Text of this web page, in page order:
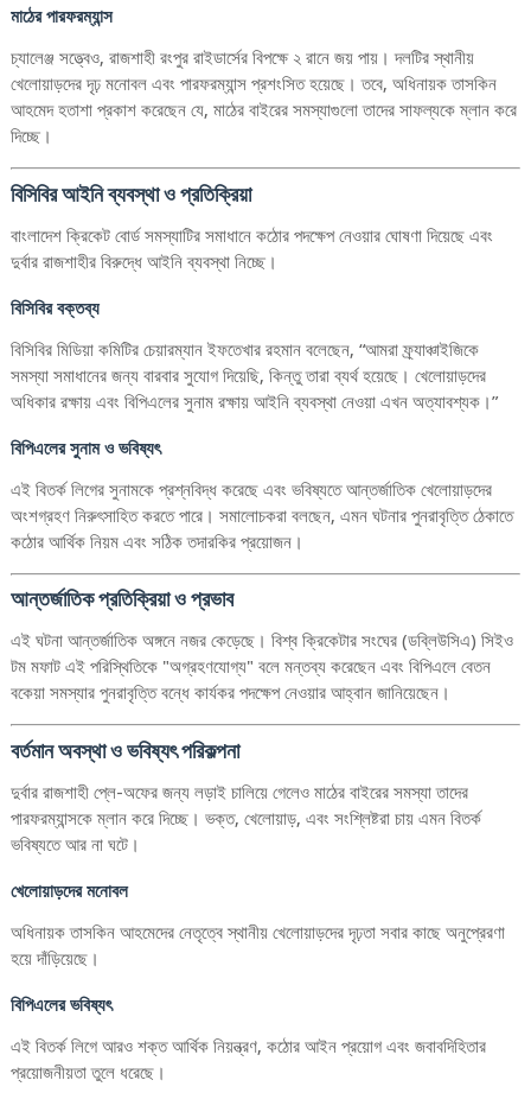
মাঠের পারফরম্যান্স
চ্যালেঞ্জ সত্ত্বেও, রাজশাহী রংপুর রাইডার্সের বিপক্ষে ২ রানে জয় পায়। দলটির স্থানীয়
খেলোয়াড়দের দৃঢ় মনোবল এবং পারফরম্যান্স প্রশংসিত হয়েছে। তবে, অধিনায়ক তাসকিন
আহমেদ হতাশা প্রকাশ করেছেন যে, মাঠের বাইরের সমস্যাগুলো তাদের সাফল্যকে ম্লান করে
দিচ্ছে।
বিসিবির আইনি ব্যবস্থা ও প্রতিক্রিয়া
বাংলাদেশ ক্রিকেট বোর্ড সমস্যাটির সমাধানে কঠোর পদক্ষেপ নেওয়ার ঘোষণা দিয়েছে এবং
দুর্বার রাজশাহীর বিরুদ্ধে আইনি ব্যবস্থা নিচ্ছে।
বিসিবির বক্তব্য
বিসিবির মিডিয়া কমিটির চেয়ারম্যান ইফতেখার রহমান বলেছেন, “আমরা ফ্র্যাঞ্চাইজিকে
সমস্যা সমাধানের জন্য বারবার সুযোগ দিয়েছি, কিন্তু তারা ব্যর্থ হয়েছে। খেলোয়াড়দের
অধিকার রক্ষায় এবং বিপিএলের সুনাম রক্ষায় আইনি ব্যবস্থা নেওয়া এখন অত্যাবশ্যক।”
বিপিএলের সুনাম ও ভবিষ্যৎ
এই বিতর্ক লিগের সুনামকে প্রশ্নবিদ্ধ করেছে এবং ভবিষ্যতে আন্তর্জাতিক খেলোয়াড়দের
অংশগ্রহণ নিরুৎসাহিত করতে পারে। সমালোচকরা বলছেন, এমন ঘটনার পুনরাবৃত্তি ঠেকাতে
কঠোর আর্থিক নিয়ম এবং সঠিক তদারকির প্রয়োজন।
আন্তর্জাতিক প্রতিক্রিয়া ও প্রভাব
এই ঘটনা আন্তর্জাতিক অঙ্গনে নজর কেড়েছে। বিশ্ব ক্রিকেটার সংঘের (ডব্লিউসিএ) সিইও
টম মফাট এই পরিস্থিতিকে "অগ্রহণযোগ্য" বলে মন্তব্য করেছেন এবং বিপিএলে বেতন
বকেয়া সমস্যার পুনরাবৃত্তি বন্ধে কার্যকর পদক্ষেপ নেওয়ার আহ্বান জানিয়েছেন।
বর্তমান অবস্থা ও ভবিষ্যৎ পরিকল্পনা
দুর্বার রাজশাহী প্লে-অফের জন্য লড়াই চালিয়ে গেলেও মাঠের বাইরের সমস্যা তাদের
পারফরম্যান্সকে ম্লান করে দিচ্ছে। ভক্ত, খেলোয়াড়, এবং সংশ্লিষ্টরা চায় এমন বিতর্ক
ভবিষ্যতে আর না ঘটে।
খেলোয়াড়দের মনোবল
অধিনায়ক তাসকিন আহমেদের নেতৃত্বে স্থানীয় খেলোয়াড়দের দৃঢ়তা সবার কাছে অনুপ্রেরণা
হয়ে দাঁড়িয়েছে।
বিপিএলের ভবিষ্যৎ
এই বিতর্ক লিগে আরও শক্ত আর্থিক নিয়ন্ত্রণ, কঠোর আইন প্রয়োগ এবং জবাবদিহিতার
প্রয়োজনীয়তা তুলে ধরেছে।